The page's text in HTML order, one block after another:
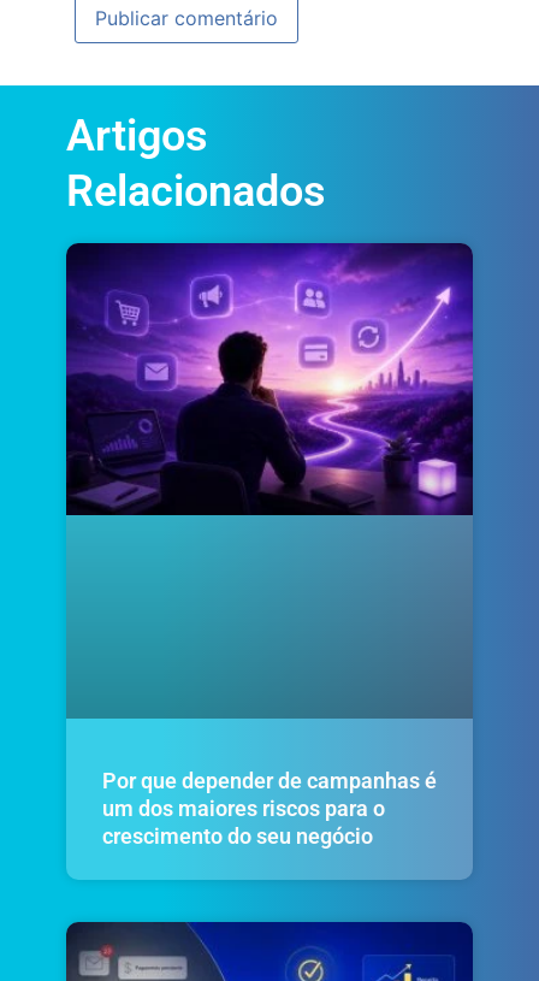
Artigos
Relacionados
Por que depender de campanhas é
um dos maiores riscos para o
crescimento do seu negócio